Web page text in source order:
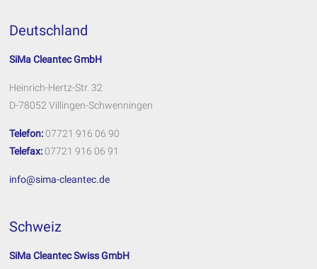
Deutschland
SiMa Cleantec GmbH
Heinrich-Hertz-Str. 32
D-78052 Villingen-Schwenningen
Telefon: 07721 916 06 90
Telefax: 07721 916 06 91
info@sima-cleantec.de
Schweiz
SiMa Cleantec Swiss GmbH